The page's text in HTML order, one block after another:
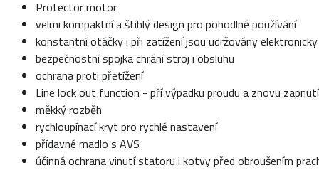
Protector motor
velmi kompaktní a štíhlý design pro pohodlné používání
konstantní otáčky i při zatížení jsou udržovány elektronicky
bezpečnostní spojka chrání stroj i obsluhu
ochrana proti přetížení
Line lock out function - pří výpadku proudu a znovu
měkký rozběh
rychloupínací kryt pro rychlé nastavení
přídavné madlo s AVS
účinná ochrana vinutí statoru i kotvy před obroušením